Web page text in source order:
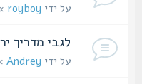
על ידיroyboy» 04 דצמבר 2018, 07:40
לגבי מדריך ירי
על ידיAndrey» 29 אוקטובר 2018, 10:43